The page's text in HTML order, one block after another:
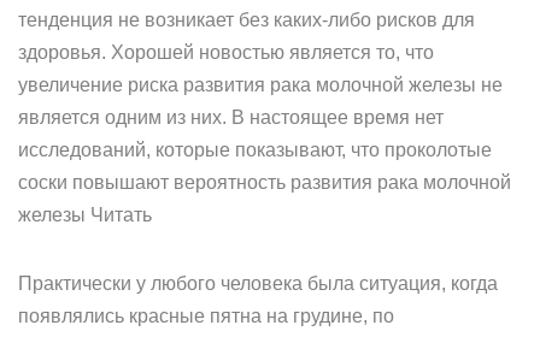
тенденция не возникает без каких-либо рисков для
здоровья. Хорошей новостью является то, что
увеличение риска развития рака молочной железы не
является одним из них. В настоящее время нет
исследований, которые показывают, что проколотые
соски повышают вероятность развития рака молочной
железы Читать
Практически у любого человека была ситуация, когда
появлялись красные пятна на грудине, по